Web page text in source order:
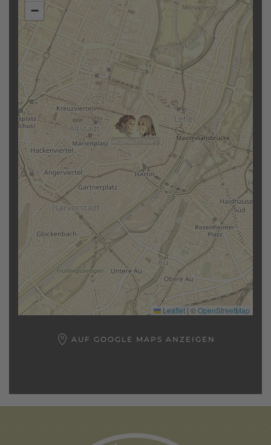
−
Leaflet | ©OpenStreetMap
AUF GOOGLE MAPS ANZEIGEN